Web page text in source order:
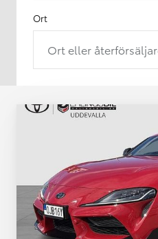
Ort
Ort eller